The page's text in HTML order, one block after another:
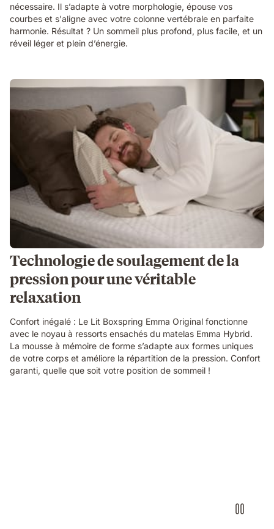
nécessaire. Il s’adapte à votre morphologie, épouse vos
courbes et s'aligne avec votre colonne vertébrale en parfaite
harmonie. Résultat ? Un sommeil plus profond, plus facile, et un
réveil léger et plein d’énergie.
Technologie de soulagement de la
pression pour une véritable
relaxation
Confort inégalé : Le Lit Boxspring Emma Original fonctionne
avec le noyau à ressorts ensachés du matelas Emma Hybrid.
La mousse à mémoire de forme s’adapte aux formes uniques
de votre corps et améliore la répartition de la pression. Confort
garanti, quelle que soit votre position de sommeil !